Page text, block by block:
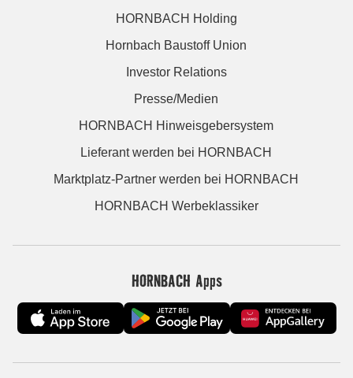
HORNBACH Holding
Hornbach Baustoff Union
Investor Relations
Presse/Medien
HORNBACH Hinweisgebersystem
Lieferant werden bei HORNBACH
Marktplatz-Partner werden bei HORNBACH
HORNBACH Werbeklassiker
HORNBACH Apps